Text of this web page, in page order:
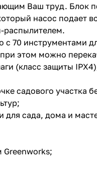
Ваш труд. Блок
насос подает
распылителем.
70 инструментами
этом можно
(класс защиты
садового участка
для сада, дома и
Greenworks;